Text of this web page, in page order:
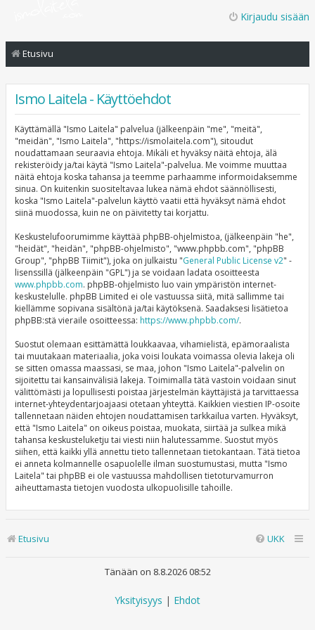
Kirjaudu sisään
Etusivu
Ismo Laitela - Käyttöehdot
Käyttämällä "Ismo Laitela" palvelua (jälkeenpäin "me", "meitä",
"meidän", "Ismo Laitela", "https://ismolaitela.com"), sitoudut
noudattamaan seuraavia ehtoja. Mikäli et hyväksy näitä ehtoja, älä
rekisteröidy ja/tai käytä "Ismo Laitela"-palvelua. Me voimme muuttaa
näitä ehtoja koska tahansa ja teemme parhaamme informoidaksemme
sinua. On kuitenkin suositeltavaa lukea nämä ehdot säännöllisesti,
koska "Ismo Laitela"-palvelun käyttö vaatii että hyväksyt nämä ehdot
siinä muodossa, kuin ne on päivitetty tai korjattu.
Keskustelufoorumimme käyttää phpBB-ohjelmistoa, (jälkeenpäin "he",
"heidät", "heidän", "phpBB-ohjelmisto", "www.phpbb.com", "phpBB
Group", "phpBB Tiimit"), joka on julkaistu "General Public License v2" -
lisenssillä (jälkeenpäin "GPL") ja se voidaan ladata osoitteesta
www.phpbb.com. phpBB-ohjelmisto luo vain ympäristön internet-
keskustelulle. phpBB Limited ei ole vastuussa siitä, mitä sallimme tai
kiellämme sopivana sisältönä ja/tai käytöksenä. Saadaksesi lisätietoa
phpBB:stä vieraile osoitteessa: https://www.phpbb.com/.
Suostut olemaan esittämättä loukkaavaa, vihamielistä, epämoraalista
tai muutakaan materiaalia, joka voisi loukata voimassa olevia lakeja oli
se sitten omassa maassasi, se maa, johon "Ismo Laitela"-palvelin on
sijoitettu tai kansainvälisiä lakeja. Toimimalla tätä vastoin voidaan sinut
välittömästi ja lopullisesti poistaa järjestelmän käyttäjistä ja tarvittaessa
internet-yhteydentarjoajaasi otetaan yhteyttä. Kaikkien viestien IP-osoite
tallennetaan näiden ehtojen noudattamisen tarkkailua varten. Hyväksyt,
että "Ismo Laitela" on oikeus poistaa, muokata, siirtää ja sulkea mikä
tahansa keskusteluketju tai viesti niin halutessamme. Suostut myös
siihen, että kaikki yllä annettu tieto tallennetaan tietokantaan. Tätä tietoa
ei anneta kolmannelle osapuolelle ilman suostumustasi, mutta "Ismo
Laitela" tai phpBB ei ole vastuussa mahdollisen tietoturvamurron
aiheuttamasta tietojen vuodosta ulkopuolisille tahoille.
Etusivu UKK
Tänään on 8.8.2026 08:52
Yksityisyys | Ehdot